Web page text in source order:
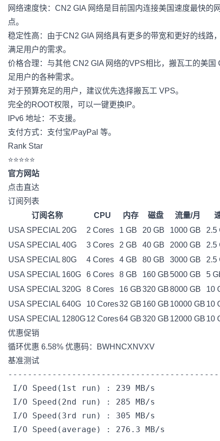
网络速度快：CN2 GIA 网络是目前国内连接美国速度最快的
点。
稳定性高：由于CN2 GIA 网络具有更多的带宽和更好的线路
满足用户的需求。
价格合理：与其他 CN2 GIA 网络的VPS相比，搬瓦工的美
足用户的各种需求。
对于预算充足的用户，建议优先选择搬瓦工 VPS。
完全的ROOT权限，可以一键更换IP。
IPv6 地址：不支援。
支付方式：支付宝/PayPal 等。
Rank Star
⭐⭐⭐⭐⭐
官方网站
点击直达
订阅列表
订阅名称
CPU 内存 磁盘 流量/月
USA SPECIAL 20G
2 Cores 1 GB 20 GB 1000 GB
2.5
USA SPECIAL 40G
3 Cores 2 GB 40 GB 2000 GB
2.5
USA SPECIAL 80G
4 Cores 4 GB 80 GB 3000 GB
2.5
USA SPECIAL 160G
6 Cores 8 GB 160 GB5000 GB
5
USA SPECIAL 320G
8 Cores 16 GB320 GB8000 GB
10
USA SPECIAL 640G
10 Cores32 GB 160 GB 10000 GB 10
USA SPECIAL 1280G12 Cores64 GB320 GB 12000 GB 10
优惠促销
循环优惠 6.58% 优惠码：BWHNCXNVXV
基准测试
I/O Speed(1st run) : 239 MB/s
I/O Speed(2nd run) : 285 MB/s
I/O Speed(3rd run) : 305 MB/s
I/O Speed(average) : 276.3 MB/s